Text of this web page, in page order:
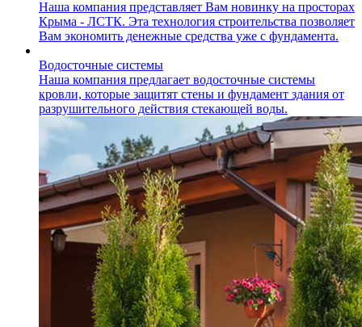
Наша компания представляет Вам новинку на просторах
Крыма - ЛСТК. Эта технология строительства позволяет
Вам экономить денежные средства уже с фундамента.
Водосточные системы
Наша компания предлагает водосточные системы
кровли, которые защитят стены и фундамент здания от
разрушительного действия стекающей воды.